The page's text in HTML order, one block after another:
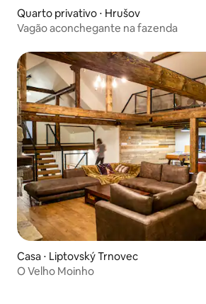
Quarto privativo ⋅ Hrušov
Vagão aconchegante na fazenda
Casa ⋅ Liptovský Trnovec
O Velho Moinho